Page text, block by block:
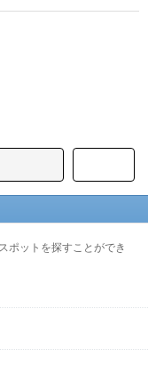
ポットを探すことができ